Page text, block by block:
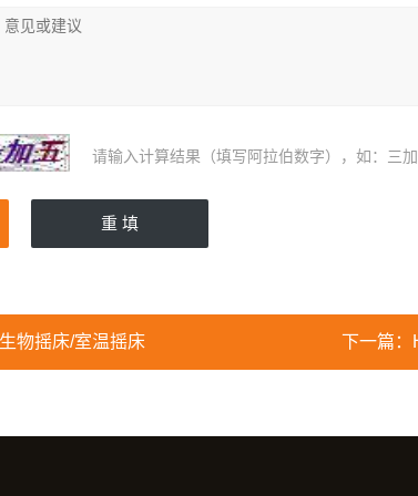
请输入计算结果（填写阿拉伯数字），如：三
物摇床/室温摇床 下一篇：